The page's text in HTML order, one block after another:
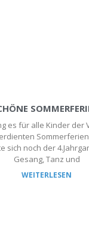
es für alle Kinder der
sich noch der
Gesang, Tanz und
WEITERLESEN